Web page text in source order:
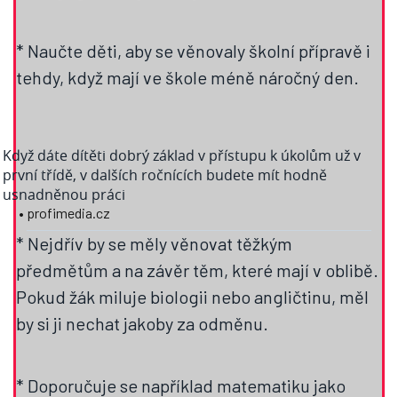
* Naučte děti, aby se věnovaly školní přípravě i
tehdy, když mají ve škole méně náročný den.
Když dáte dítěti dobrý základ v přístupu k úkolům už v
první třídě, v dalších ročnících budete mít hodně
usnadněnou práci
• profimedia.cz
* Nejdřív by se měly věnovat těžkým
předmětům a na závěr těm, které mají v oblibě.
Pokud žák miluje biologii nebo angličtinu, měl
by si ji nechat jakoby za odměnu.
* Doporučuje se například matematiku jako